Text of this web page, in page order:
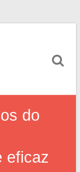
do
eficaz